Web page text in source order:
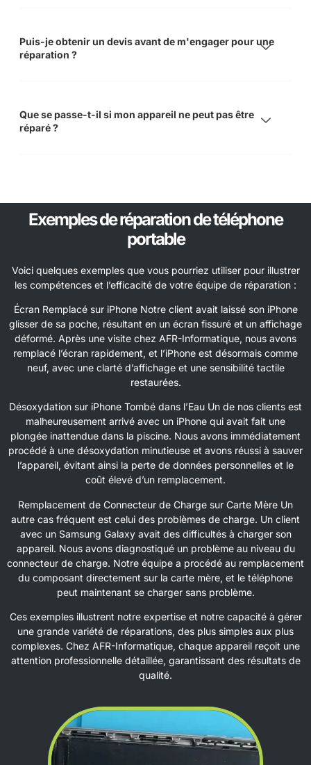
Puis-je obtenir un devis avant de m'engager pour une
réparation ?
Que se passe-t-il si mon appareil ne peut pas être
réparé ?
Exemples de réparation de téléphone
portable
Voici quelques exemples que vous pourriez utiliser pour illustrer
les compétences et l’efficacité de votre équipe de réparation :
Écran Remplacé sur iPhone Notre client avait laissé son iPhone
glisser de sa poche, résultant en un écran fissuré et un affichage
déformé. Après une visite chez AFR-Informatique, nous avons
remplacé l’écran rapidement, et l’iPhone est désormais comme
neuf, avec une clarté d’affichage et une sensibilité tactile
restaurées.
Désoxydation sur iPhone Tombé dans l’Eau Un de nos clients est
malheureusement arrivé avec un iPhone qui avait fait une
plongée inattendue dans la piscine. Nous avons immédiatement
procédé à une désoxydation minutieuse et avons réussi à sauver
l’appareil, évitant ainsi la perte de données personnelles et le
coût élevé d’un remplacement.
Remplacement de Connecteur de Charge sur Carte Mère Un
autre cas fréquent est celui des problèmes de charge. Un client
avec un Samsung Galaxy avait des difficultés à charger son
appareil. Nous avons diagnostiqué un problème au niveau du
connecteur de charge. Notre équipe a procédé au remplacement
du composant directement sur la carte mère, et le téléphone
peut maintenant se charger sans problème.
Ces exemples illustrent notre expertise et notre capacité à gérer
une grande variété de réparations, des plus simples aux plus
complexes. Chez AFR-Informatique, chaque appareil reçoit une
attention professionnelle détaillée, garantissant des résultats de
qualité.